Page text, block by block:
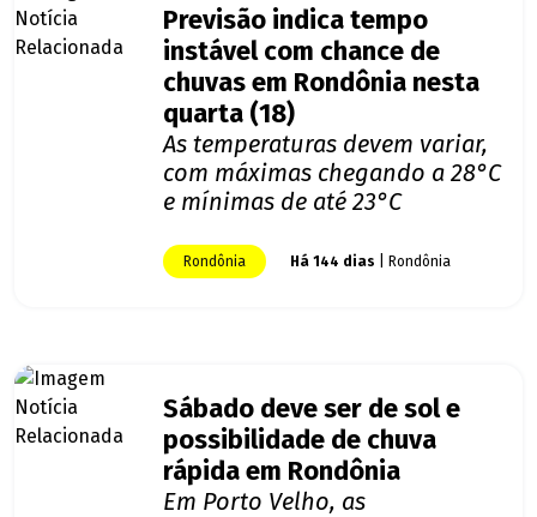
Previsão indica tempo
instável com chance de
chuvas em Rondônia nesta
quarta (18)
As temperaturas devem variar,
com máximas chegando a 28°C
e mínimas de até 23°C
Rondônia Há 144 dias | Rondônia
Sábado deve ser de sol e
possibilidade de chuva
rápida em Rondônia
Em Porto Velho, as